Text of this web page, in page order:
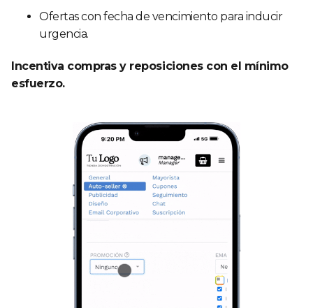
Ofertas con fecha de vencimiento para inducir
urgencia.
Incentiva compras y reposiciones con el mínimo
esfuerzo.